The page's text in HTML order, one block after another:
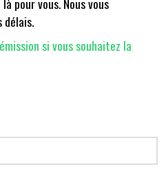
délais.
si vous souhaitez la